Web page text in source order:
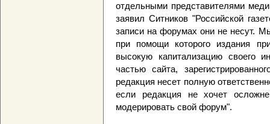
отдельными представителями
заявил Ситников "Российской
записи на форумах они не несут.
при помощи которого издания
высокую капитализацию своего
частью сайта,
редакция несет полную
если редакция не хочет
модерировать свой форум".